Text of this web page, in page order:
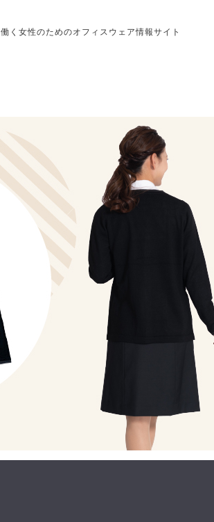
働く女性のためのオフィスウェア情報サイト